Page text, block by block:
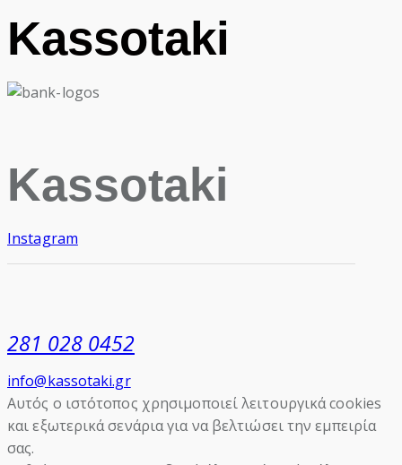
Kassotaki
Kassotaki
Instagram
281 028 0452
info@kassotaki.gr
Αυτός ο ιστότοπος χρησιμοποιεί λειτουργικά cookies
και εξωτερικά σενάρια για να βελτιώσει την εμπειρία
σας.